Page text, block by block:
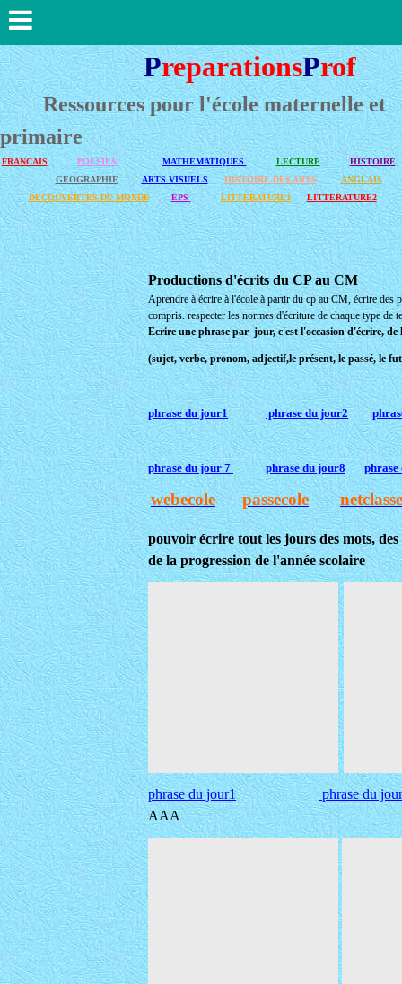
PreparationsProf
Ressources pour l'école maternelle et
primaire
FRANCAIS POESIES MATHEMATIQUES LECTURE
HISTOIRE
GEOGRAPHIE
ARTS VISUELS HISTOIRE DES ARTS
ANGLAIS
DECOUVERTES DU MONDE
EPS LITTERATURE1 LITTERATURE2
Productions d'écrits du CP au CM
Aprendre à écrire à l'école à partir du cp au CM, écrire des
compris. respecter les normes d'écriture de chaque type de
Ecrire une phrase par jour, c'est l'occasion d'écrire,
(sujet, verbe, pronom, adjectif,le présent, le passé, le
phrase du jour1 phrase du jour2
phrase du jour 7 phrase du jour8 phrase
webecole passecole
pouvoir écrire tout les jours des mots,
de la progression de l'année scolaire
phrase du jour1
phrase du
AAA